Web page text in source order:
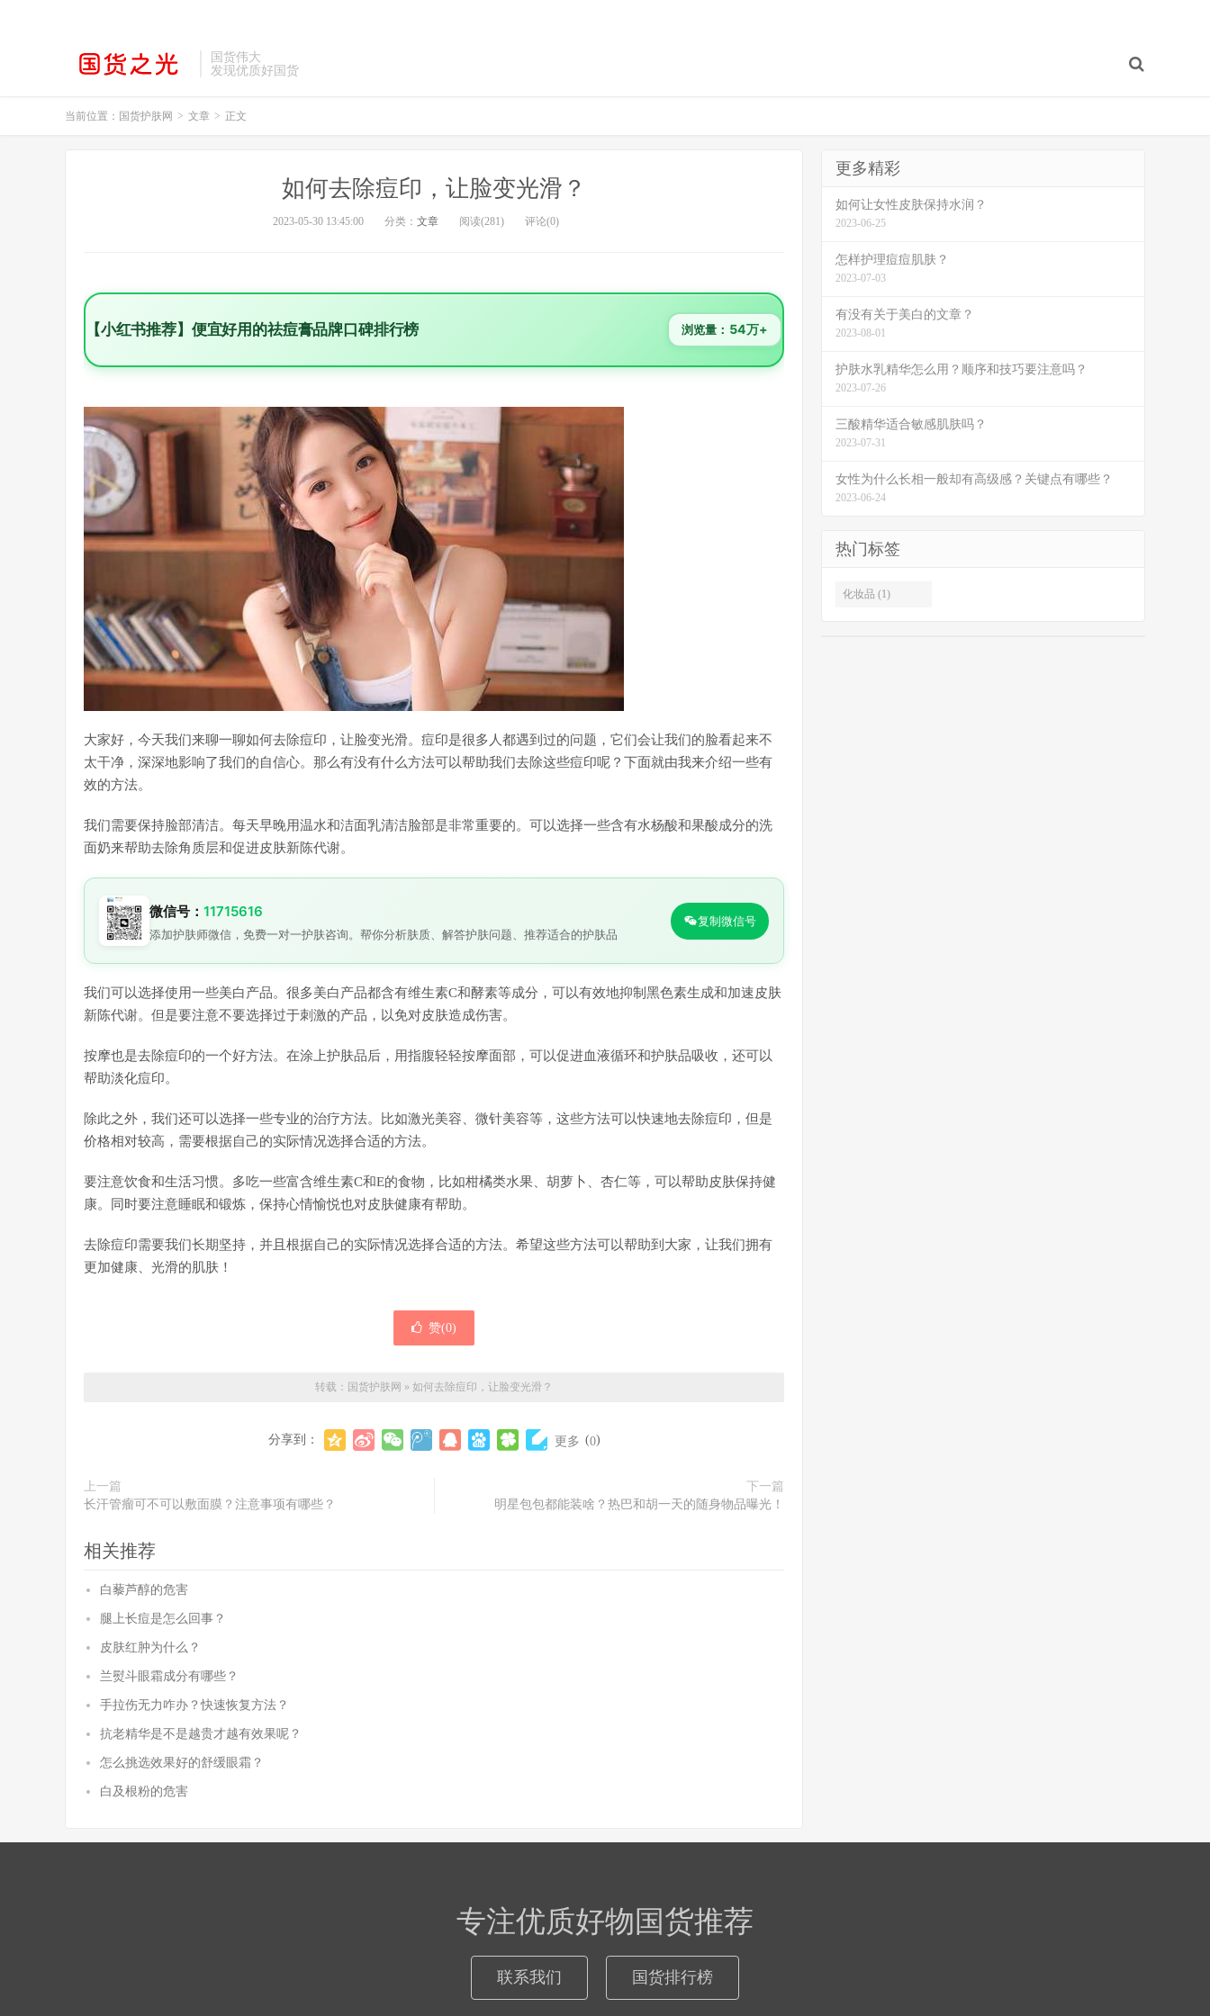
国货伟大
发现优质好国货
当前位置： 国货护肤网 > 文章 > 正文
如何去除痘印，让脸变光滑？
2023-05-30 13:45:00 分类： 文章 阅读(281) 评论(0)
【小红书推荐】便宜好用的祛痘膏品牌口碑排行榜 浏览量： 54万+
大家好，今天我们来聊一聊如何去除痘印，让脸变光滑。痘印是很多人都遇到过的问题，它们会让我们的脸看起来不
太干净，深深地影响了我们的自信心。那么有没有什么方法可以帮助我们去除这些痘印呢？下面就由我来介绍一些有
效的方法。
我们需要保持脸部清洁。每天早晚用温水和洁面乳清洁脸部是非常重要的。可以选择一些含有水杨酸和果酸成分的洗
面奶来帮助去除角质层和促进皮肤新陈代谢。
微信号： 11715616
添加护肤师微信，免费一对一护肤咨询。帮你分析肤质、解答护肤问题、推荐适合的护肤品
复制微信号
我们可以选择使用一些美白产品。很多美白产品都含有维生素C和酵素等成分，可以有效地抑制黑色素生成和加速皮肤
新陈代谢。但是要注意不要选择过于刺激的产品，以免对皮肤造成伤害。
按摩也是去除痘印的一个好方法。在涂上护肤品后，用指腹轻轻按摩面部，可以促进血液循环和护肤品吸收，还可以
帮助淡化痘印。
除此之外，我们还可以选择一些专业的治疗方法。比如激光美容、微针美容等，这些方法可以快速地去除痘印，但是
价格相对较高，需要根据自己的实际情况选择合适的方法。
要注意饮食和生活习惯。多吃一些富含维生素C和E的食物，比如柑橘类水果、胡萝卜、杏仁等，可以帮助皮肤保持健
康。同时要注意睡眠和锻炼，保持心情愉悦也对皮肤健康有帮助。
去除痘印需要我们长期坚持，并且根据自己的实际情况选择合适的方法。希望这些方法可以帮助到大家，让我们拥有
更加健康、光滑的肌肤！
赞(0)
转载： 国货护肤网 » 如何去除痘印，让脸变光滑？
分享到： 更多 (0)
上一篇
长汗管瘤可不可以敷面膜？注意事项有哪些？
下一篇
明星包包都能装啥？热巴和胡一天的随身物品曝光！
相关推荐
白藜芦醇的危害
腿上长痘是怎么回事？
皮肤红肿为什么？
兰熨斗眼霜成分有哪些？
手拉伤无力咋办？快速恢复方法？
抗老精华是不是越贵才越有效果呢？
怎么挑选效果好的舒缓眼霜？
白及根粉的危害
更多精彩
如何让女性皮肤保持水润？
2023-06-25
怎样护理痘痘肌肤？
2023-07-03
有没有关于美白的文章？
2023-08-01
护肤水乳精华怎么用？顺序和技巧要注意吗？
2023-07-26
三酸精华适合敏感肌肤吗？
2023-07-31
女性为什么长相一般却有高级感？关键点有哪些？
2023-06-24
热门标签
化妆品 (1)
专注优质好物国货推荐
联系我们 国货排行榜